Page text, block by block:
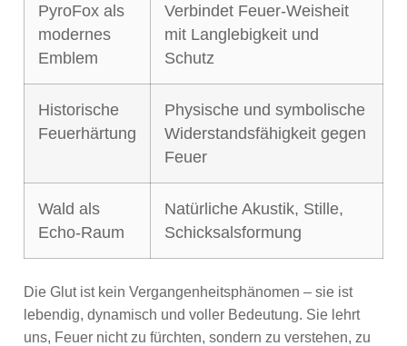
PyroFox als
modernes
Emblem
Verbindet Feuer-Weisheit
mit Langlebigkeit und
Schutz
Historische
Feuerhärtung
Physische und symbolische
Widerstandsfähigkeit gegen
Feuer
Wald als
Echo-Raum
Natürliche Akustik, Stille,
Schicksalsformung
Die Glut ist kein Vergangenheitsphänomen – sie ist
lebendig, dynamisch und voller Bedeutung. Sie lehrt
uns, Feuer nicht zu fürchten, sondern zu verstehen, zu